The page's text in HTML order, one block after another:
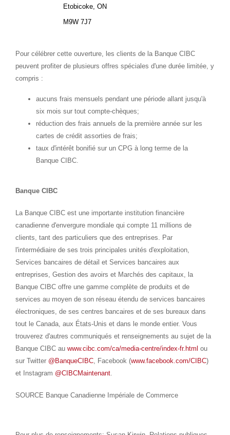
Etobicoke, ON
M9W 7J7
Pour célébrer cette ouverture, les clients de la Banque CIBC
peuvent profiter de plusieurs offres spéciales d'une durée limitée, y
compris :
aucuns frais mensuels pendant une période allant jusqu'à
six mois sur tout compte-chèques;
réduction des frais annuels de la première année sur les
cartes de crédit assorties de frais;
taux d'intérêt bonifié sur un CPG à long terme de la
Banque CIBC.
Banque CIBC
La Banque CIBC est une importante institution financière
canadienne d'envergure mondiale qui compte 11 millions de
clients, tant des particuliers que des entreprises. Par
l'intermédiaire de ses trois principales unités d'exploitation,
Services bancaires de détail et Services bancaires aux
entreprises, Gestion des avoirs et Marchés des capitaux, la
Banque CIBC offre une gamme complète de produits et de
services au moyen de son réseau étendu de services bancaires
électroniques, de ses centres bancaires et de ses bureaux dans
tout leCanada, aux États-Unis et dans le monde entier. Vous
trouverez d'autres communiqués et renseignements au sujet de la
Banque CIBC auwww.cibc.com/ca/media-centre/index-fr.html ou
sur Twitter @BanqueCIBC, Facebook (www.facebook.com/CIBC)
et Instagram @CIBCMaintenant.
SOURCE Banque Canadienne Impériale de Commerce